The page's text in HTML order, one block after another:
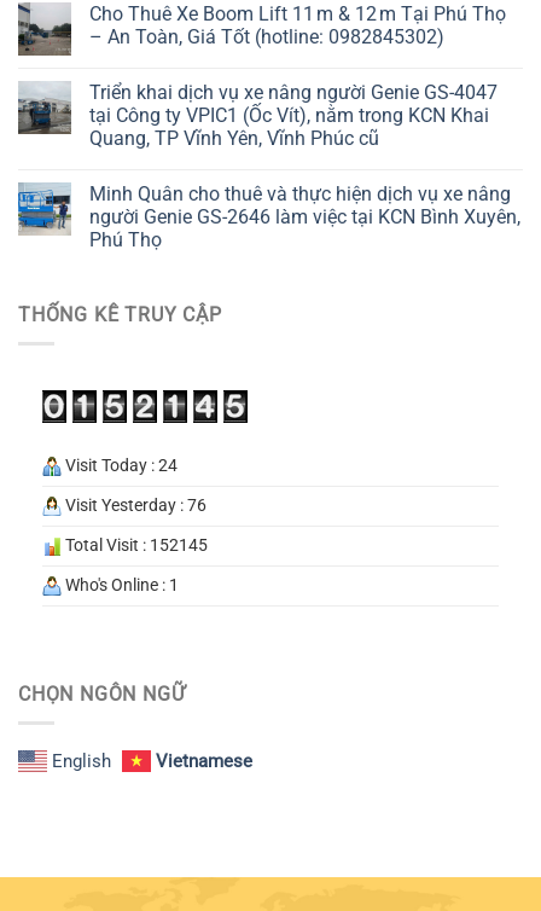
Cho Thuê Xe Boom Lift 11 m & 12 m Tại Phú Thọ
– An Toàn, Giá Tốt (hotline: 0982845302)
Triển khai dịch vụ xe nâng người Genie GS-4047
tại Công ty VPIC1 (Ốc Vít), nằm trong KCN Khai
Quang, TP Vĩnh Yên, Vĩnh Phúc cũ
Minh Quân cho thuê và thực hiện dịch vụ xe nâng
người Genie GS-2646 làm việc tại KCN Bình Xuyên,
Phú Thọ
THỐNG KÊ TRUY CẬP
Visit Today : 24
Visit Yesterday : 76
Total Visit : 152145
Who's Online : 1
CHỌN NGÔN NGỮ
English Vietnamese